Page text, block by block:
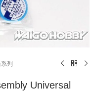
列
Universal